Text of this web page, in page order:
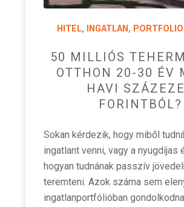
HITEL, INGATLAN ,
50 MILLIÓS
OTTHON 20-30 ÉV
HAVI
FORINTBÓL?
Sokan kérdezik, hogy miből
ingatlant venni, vagy a nyugdíjas
hogyan tudnának passzív
teremteni. Azok száma sem
ingatlanportfólióban